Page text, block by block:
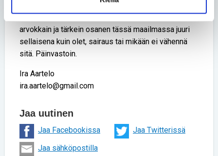
Sinä et ole sairautesi, vain kehosi on sairas. Olet
arvokkain ja tärkein osanen tässä maailmassa juuri
sellaisena kuin olet, sairaus tai mikään ei vähennä
sitä. Päinvastoin.
Ira Aartelo
ira.aartelo@gmail.com
Jaa uutinen
Jaa Facebookissa
Jaa Twitterissä
Jaa sähköpostilla